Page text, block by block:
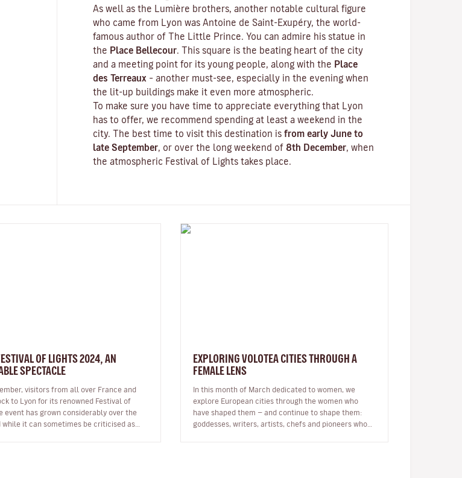
As well as the Lumière brothers, another notable cultural figure
who came from Lyon was Antoine de Saint-Exupéry, the world-
famous author of The Little Prince . You can admire his statue in
the Place Bellecour . This square is the beating heart of the city
and a meeting point for its young people, along with the Place
des Terreaux – another must-see, especially in the evening when
the lit-up buildings make it even more atmospheric.
To make sure you have time to appreciate everything that Lyon
has to offer, we recommend spending at least a weekend in the
city. The best time to visit this destination is from early June to
late September , or over the long weekend of 8th December , when
the atmospheric Festival of Lights takes place.
OF LIGHTS 2024, AN
SPECTACLE
visitors from all over France and
to Lyon for its renowned Festival of
event has grown considerably over the
while it can sometimes be criticised as
EXPLORING VOLOTEA CITIES THROUGH A
FEMALE LENS
In this month of March dedicated to women, we
explore European cities through the women who
have shaped them — and continue to shape them:
goddesses, writers, artists, chefs and pioneers who